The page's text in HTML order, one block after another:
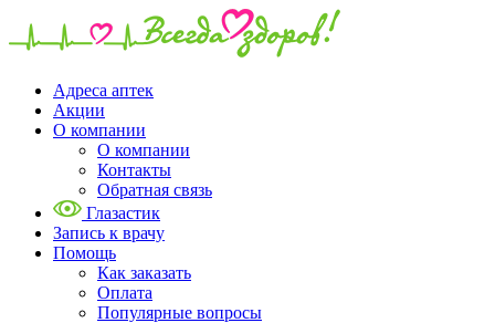
Адреса аптек
Акции
О компании
О компании
Контакты
Обратная связь
Глазастик
Запись к врачу
Помощь
Как заказать
Оплата
Популярные вопросы